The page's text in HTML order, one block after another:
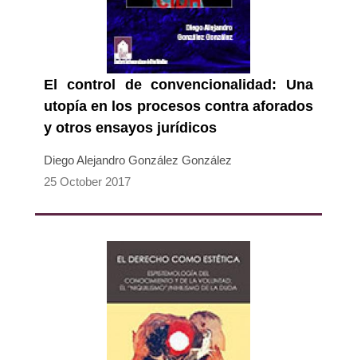
El control de convencionalidad: Una
utopía en los procesos contra aforados
y otros ensayos jurídicos
Diego Alejandro González González
25 October 2017